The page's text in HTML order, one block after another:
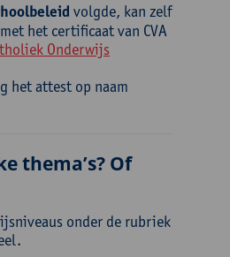
volgde, kan zelf
het certificaat van CVA
Onderwijs
het attest op naam
thema’s? Of
onder de rubriek